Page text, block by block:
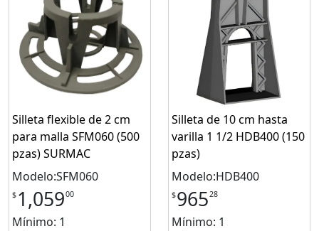
Silleta flexible de 2 cm
para malla SFM060 (500
pzas) SURMAC
Modelo:SFM060
$ 1,05900
Mínimo: 1
Silleta de 10 cm hasta
varilla 1 1/2 HDB400 (150
pzas)
Modelo:HDB400
$96528
Mínimo: 1